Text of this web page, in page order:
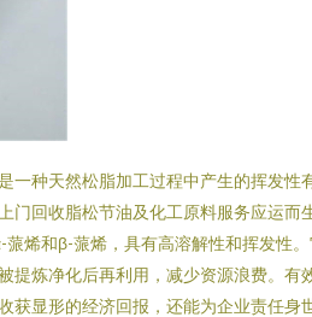
种天然松脂加工过程中产生的挥发性
回收脂松节油及化工原料服务应运而
烯和β-蒎烯，具有高溶解性和挥发性。
炼净化后再利用，减少资源浪费。有
获显形的经济回报，还能为企业责任